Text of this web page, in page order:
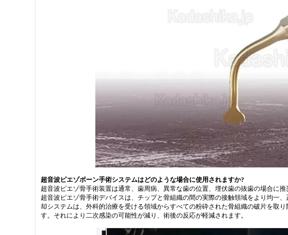
超音波ピエゾボーン手術システムはどのような場合に使用されますか?
超音波ピエゾ骨手術装置は通常、歯周病、異常な歯の位置、埋伏歯の抜歯の場合に推
超音波ピエゾ骨手術デバイスは、チップと骨組織の間の実際の接触領域をより均一
却システムは、外科的治療を受ける領域からすべての粉砕された骨組織の破片を取
す。それにより二次感染の可能性が減り、術後の反応が軽減されます。